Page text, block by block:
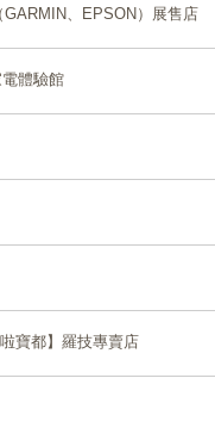
GARMIN、EPSON）展售店
電體驗館
寶都】羅技專賣店